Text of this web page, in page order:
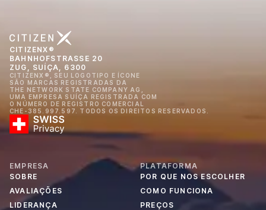
CITIZENX®
BAHNHOFSTRASSE 20
ZUG, SUÍÇA, 6300
CITIZENX®, SEU LOGOTIPO E ÍCONE
SÃO MARCAS REGISTRADAS DA
THE NETWORK STATE COMPANY AG,
UMA EMPRESA SUÍÇA REGISTRADA COM
O NÚMERO DE REGISTRO COMERCIAL
CHE-385.997.597. TODOS OS DIREITOS RESERVADOS.
EMPRESA
SOBRE
AVALIAÇÕES
LIDERANÇA
PLATAFORMA
POR QUE NOS ESCOLHER
COMO FUNCIONA
PREÇOS